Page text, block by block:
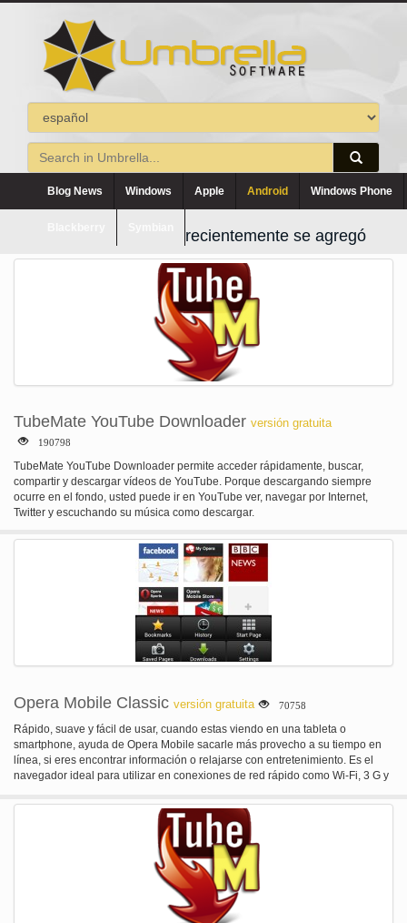
Blog News Windows Apple Android Windows Phone
recientemente se agregó
TubeMate YouTube Downloader versión gratuita
190798
TubeMate YouTube Downloader permite acceder rápidamente, buscar,
compartir y descargar vídeos de YouTube. Porque descargando siempre
ocurre en el fondo, usted puede ir en YouTube ver, navegar por Internet,
Twitter y escuchando su música como descargar.
Opera Mobile Classic versión gratuita 70758
Rápido, suave y fácil de usar, cuando estas viendo en una tableta o
smartphone, ayuda de Opera Mobile sacarle más provecho a su tiempo en
línea, si eres encontrar información o relajarse con entretenimiento. Es el
navegador ideal para utilizar en conexiones de red rápido como Wi-Fi, 3 G y
Mobile se adapta automáticamente a la forma en que Lee, ver o interactuar
en una pantalla más pequeña. Usted disfrutará de todas tus webs preferidas
en Opera Mobile. Características: - Opera Mobile ofrece una interfaz
completa que le permite navegar por la forma que desee. -Guardar todas tus
cosas en un solo lugar! Usted puede sincronizar marcadores, marcaciones y
más con su computadora u otros dispositivos móviles mediante Opera Link. -
Con soporte para Twitter y Facebook construido en, compartir es un broche
de presión. -De ajuste para el zoom, el tamaño de página y la orientación del